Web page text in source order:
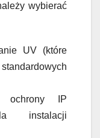
wybierać
UV (które
ochrony IP
instalacji